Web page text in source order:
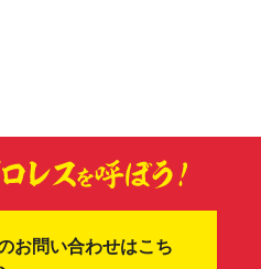
お問い合わせはこち